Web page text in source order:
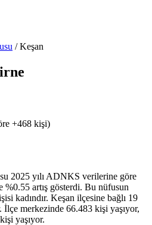
/Keşan
+468 kişi)
2025 yılı ADNKS verilerine göre
%0.55 artış gösterdi. Bu nüfusun
kadındır. Keşan ilçesine bağlı 19
merkezinde 66.483 kişi yaşıyor,
yaşıyor.